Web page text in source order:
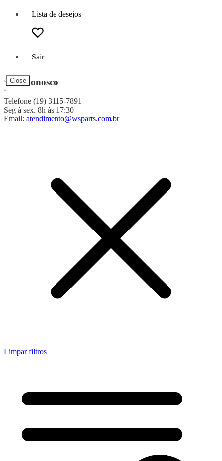
Lista de desejos
Sair
Close
Fale Conosco
Telefone (19) 3115-7891
Seg à sex. 8h às 17:30
Email: atendimento@wsparts.com.br
Limpar filtros